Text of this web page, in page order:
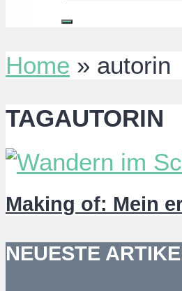
Home » autorin
TAGAUTORIN
Making of: Mein
NEUESTE